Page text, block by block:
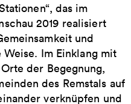
das im
2019 realisiert
und
Im Einklang mit
der Begegnung,
des Remstals auf
verknüpfen und